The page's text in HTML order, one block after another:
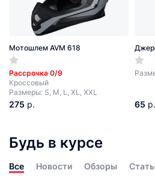
Мотошлем AVM 618
Рассрочка 0/9
Кроссовый
Размеры: S, M, L, XL, XXL
275 р. 65 р.
Будь в курсе
Все Новости Обзоры